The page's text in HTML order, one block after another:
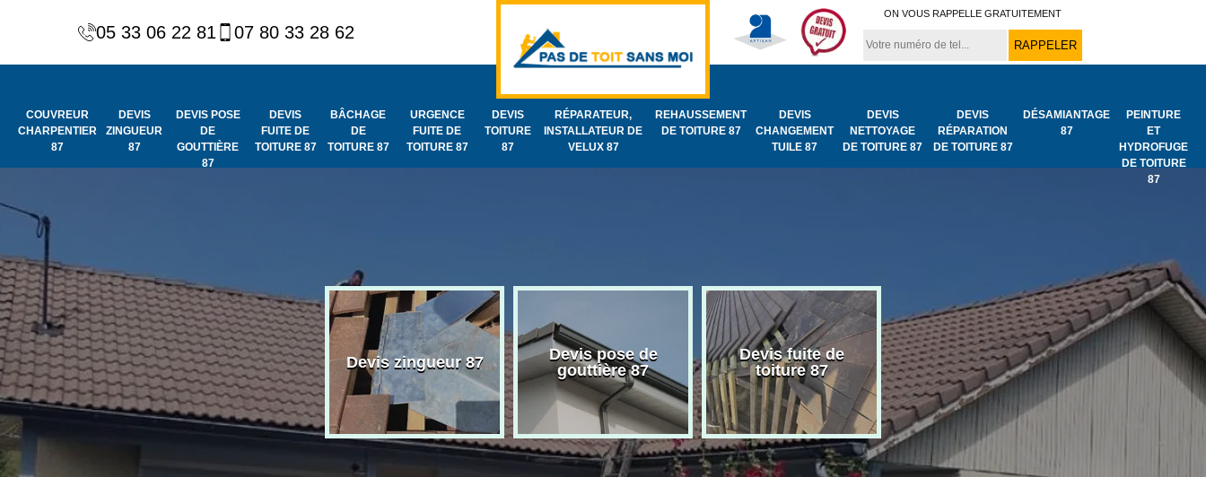
05 33 06 22 81 07 80 33 28 62
ON VOUS RAPPELLE GRATUITEMENT
COUVREUR
CHARPENTIER
87
DEVIS
ZINGUEUR
87
DEVIS POSE
DE
GOUTTIÈRE
87
DEVIS
FUITE DE
TOITURE 87
BÂCHAGE
DE
TOITURE 87
URGENCE
FUITE DE
TOITURE 87
DEVIS
TOITURE
87
RÉPARATEUR,
INSTALLATEUR DE
VELUX 87
REHAUSSEMENT
DE TOITURE 87
DEVIS
CHANGEMENT
TUILE 87
DEVIS
NETTOYAGE
DE TOITURE 87
DEVIS
RÉPARATION
DE TOITURE 87
DÉSAMIANTAGE
87
PEINTURE
ET
HYDROFUGE
DE TOITURE
87
et
de
toiture 87
Couvreur
charpentier 87
Devis zingueur 87
Devis pose de
gouttière 87
Devis fuite de
toiture 87
Bâchage de toiture
87
Urgence
toiture 87